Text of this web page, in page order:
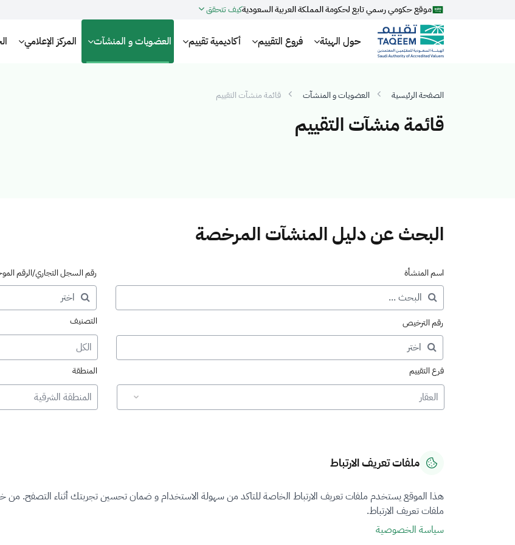
موقع حكومي رسمي تابع لحكومة المملكة العربية السعوديةكيف تتحقق
حول الهيئة فروع التقييم أكاديمية تقييم العضويات و المنشآت المركز الإعلامي
الصفحة الرئيسية العضويات و المنشآت قائمة منشآت التقييم
قائمة منشآت التقييم
البحث عن دليل المنشآت المرخصة
اسم المنشأة رقم السجل التجاري/الرقم
رقم الترخيص التصنيف
الكل
فرع التقييم
العقار
المنطقة
المنطقة الشرقية
نتيجة البحث عن "المنشآت المرخصة"
ملفات تعريف الارتباط
هذا الموقع يستخدم ملفات تعريف الارتباط الخاصة للتاكد من سهولة الاستخدام و ضمان تحسين تجربتك أثناء التصفح. من
ملفات تعريف الارتباط.
سياسة الخصوصية